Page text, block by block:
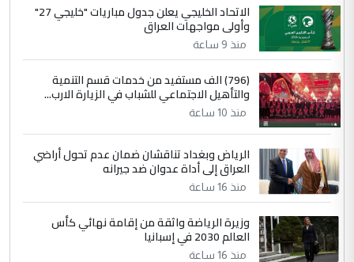
الاتحاد الخليجي يعلن جدول مباريات "خليجي 27"
وأولى مواجهات العراق
منذ 9 ساعة
(796) الف مستفيد من خدمات قسم التنمية
والتأهيل الاجتماعي للشباب في الزيارة الارب...
منذ 10 ساعة
الرياض وبغداد تناقشان ضمان عدم تحول أراضي
العراق إلى أداة عدوان ضد جيرانه
منذ 16 ساعة
وزيرة الرياضة واثقة من إقامة نهائي كأس
العالم 2030 في إسبانيا
منذ 16 ساعة